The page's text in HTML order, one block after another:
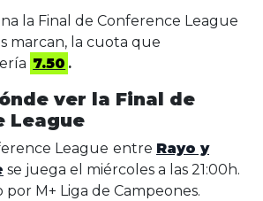
la Final de Conference League
marcan, la cuota que
7.50 .
ver la Final de
League
League entre Rayo y
se juega el miércoles a las 21:00h.
por M+ Liga de Campeones.